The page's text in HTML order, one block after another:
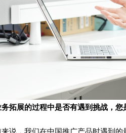
拓展的过程中是否有遇到挑战，您